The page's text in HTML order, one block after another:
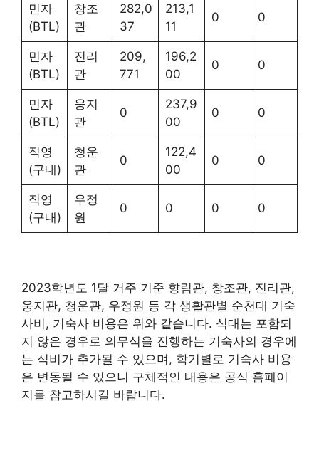
민자
(BTL)
창조
관
282,0
37
213,1
11
0 0
민자
(BTL)
진리
관
209,
771
196,2
00
0 0
민자
(BTL)
웅지
관
0
237,9
00
0 0
직영
(구내)
청운
관
0
122,4
00
0 0
직영
(구내)
우정
원
0 0 0 0
2023학년도 1달 거주 기준 향림관, 창조관, 진리관,
웅지관, 청운관, 우정원 등 각 생활관별 순천대 기숙
사비, 기숙사 비용은 위와 같습니다. 식대는 포함되
지 않은 경우로 의무식을 진행하는 기숙사의 경우에
는 식비가 추가될 수 있으며, 학기별로 기숙사 비용
은 변동될 수 있으니 구체적인 내용은 공식 홈페이
지를 참고하시길 바랍니다.